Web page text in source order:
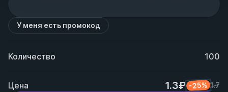
У меня есть промокод
Количество 100
Цена 1.3₽ -25% 1.7